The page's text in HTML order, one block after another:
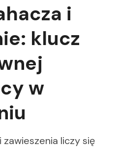
i
klucz
w
liczy się